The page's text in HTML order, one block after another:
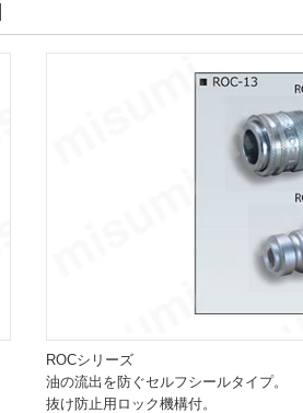
ROCシリーズ
油の流出を防ぐセルフシールタイプ。
抜け防止用ロック機構付。